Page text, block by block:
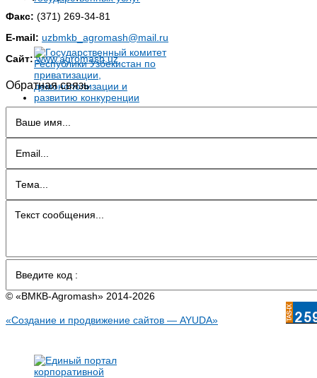
Факс: (371) 269-34-81
E-mail: uzbmkb_agromash@mail.ru
Сайт: www.agromash.uz
Обратная связь
© «BMКB-Аgromash» 2014-2026
«Создание и продвижение сайтов — AYUDA»